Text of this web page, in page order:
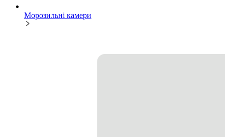
Морозильні камери